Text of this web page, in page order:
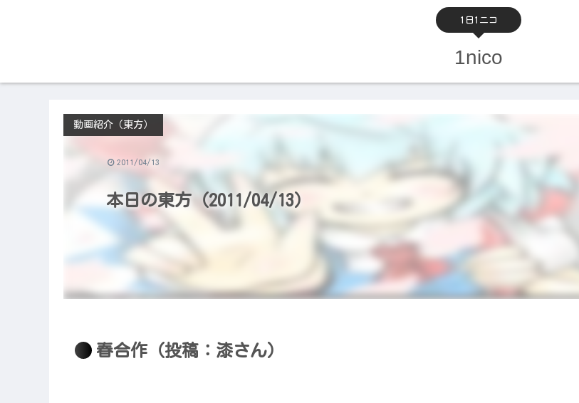
1日1ニコ
1nico
本日の東方（2011/04/13）
動画紹介（東方）
2011/04/13
春合作（投稿：漆さん）